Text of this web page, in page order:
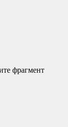
фрагмент